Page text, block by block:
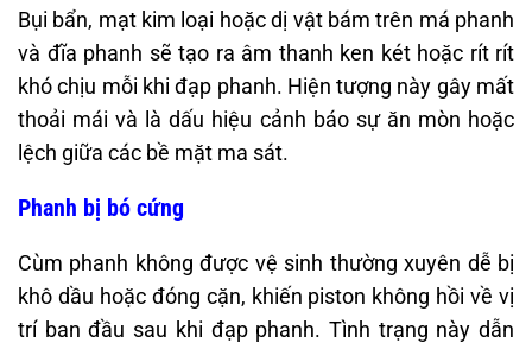
Bụi bẩn, mạt kim loại hoặc dị vật bám trên má phanh
và đĩa phanh sẽ tạo ra âm thanh ken két hoặc rít rít
khó chịu mỗi khi đạp phanh. Hiện tượng này gây mất
thoải mái và là dấu hiệu cảnh báo sự ăn mòn hoặc
lệch giữa các bề mặt ma sát.
Phanh bị bó cứng
Cùm phanh không được vệ sinh thường xuyên dễ bị
khô dầu hoặc đóng cặn, khiến piston không hồi về vị
trí ban đầu sau khi đạp phanh. Tình trạng này dẫn